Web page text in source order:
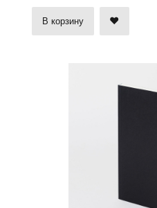
В корзину